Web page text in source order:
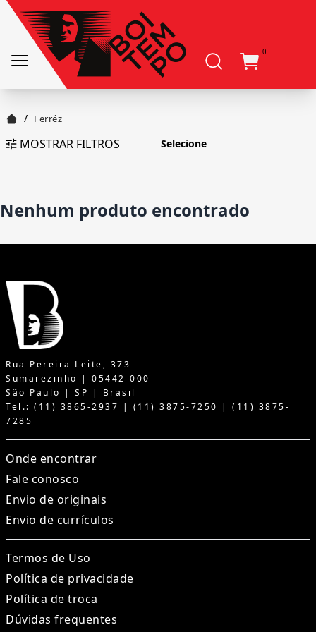
0
/ Ferréz
MOSTRAR FILTROS
Nenhum produto encontrado
Rua Pereira Leite, 373
Sumarezinho | 05442-000
São Paulo | SP | Brasil
Tel.: (11) 3865-2937 | (11) 3875-7250 | (11) 3875-
7285
Onde encontrar
Fale conosco
Envio de originais
Envio de currículos
Termos de Uso
Política de privacidade
Política de troca
Dúvidas frequentes